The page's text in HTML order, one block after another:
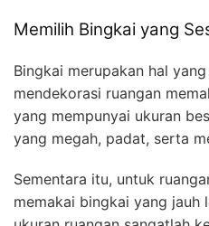
Memilih Bingkai yang
Bingkai merupakan hal
mendekorasi ruangan
yang mempunyai ukuran
yang megah, padat, serta
Sementara itu, untuk
memakai bingkai yang jauh